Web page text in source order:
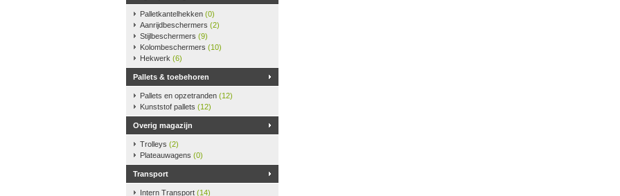
Palletkantelhekken (0)
Aanrijdbeschermers (2)
Stijlbeschermers (9)
Kolombeschermers (10)
Hekwerk (6)
Pallets & toebehoren
Pallets en opzetranden (12)
Kunststof pallets (12)
Overig magazijn
Trolleys (2)
Plateauwagens (0)
Transport
Intern Transport (14)